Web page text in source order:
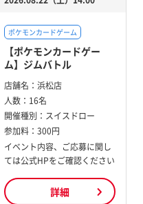
ポケモンカードゲーム
【ポケモンカードゲー
ム】ジムバトル
店舗名： 浜松店
人数： 16名
開催種別： スイスドロー
参加料： 300円
イベント内容、ご応募に関し
ては公式HPをご確認ください
詳細